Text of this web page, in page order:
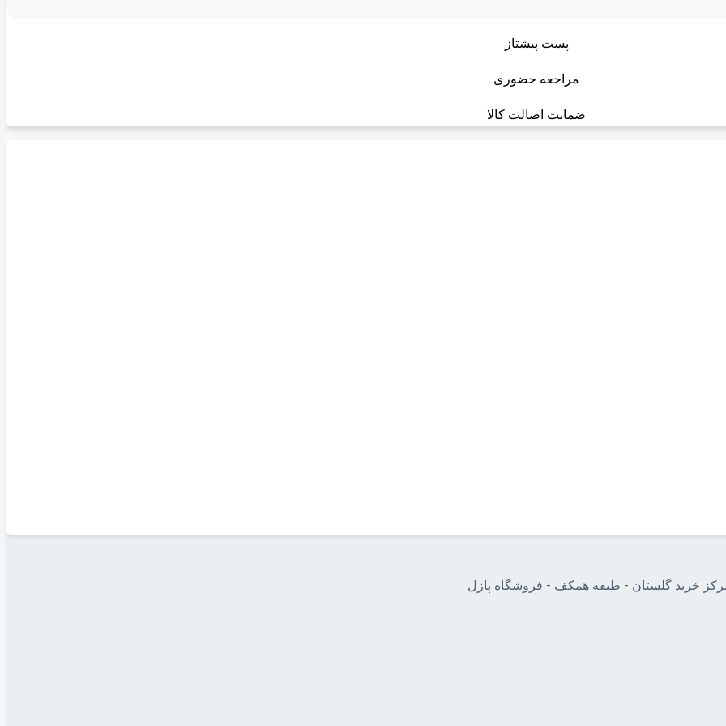
پست پیشتاز
مراجعه حضوری
ضمانت اصالت کالا
خرید گلستان - طبقه همکف - فروشگاه پازل